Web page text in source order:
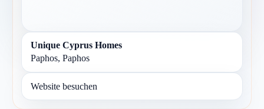
Unique Cyprus Homes
Paphos, Paphos
Website besuchen